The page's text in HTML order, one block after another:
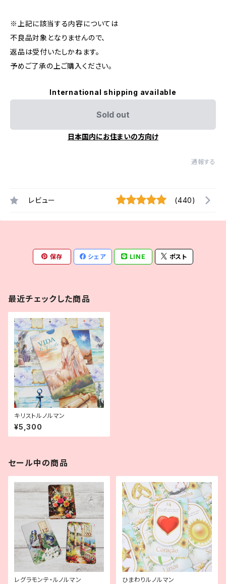
※上記に該当する内容については
不良品対象となりませんので、
返品は受付いたしかねます。
予めご了承の上ご購入ください。
International shipping available
Sold out
日本国内にお住まいの方向け
通報する
レビュー (440)
保存 シェア LINE ポスト
最近チェックした商品
キリストルノルマン
¥5,300
セール中の商品
レグラモンテ・ルノルマン ひまわりルノルマン